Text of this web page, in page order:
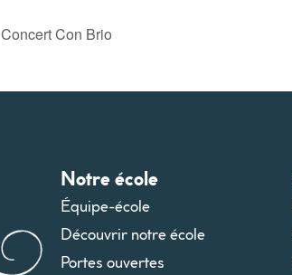
Concert Con Brio
Notre école
Équipe-école
Découvrir notre école
Portes ouvertes